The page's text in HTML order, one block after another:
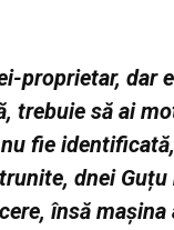
proprietar, dar
trebuie să ai
fie
dnei
însă mașina